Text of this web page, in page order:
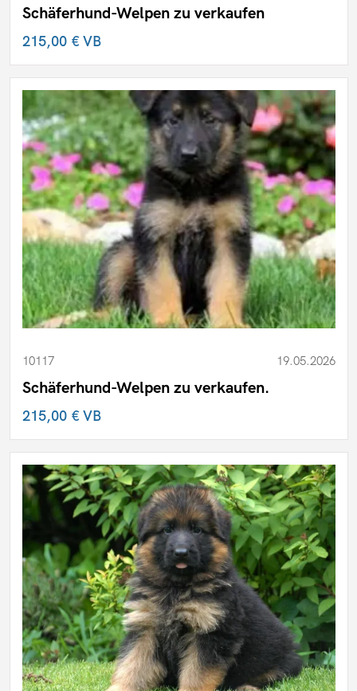
Schäferhund-Welpen zu verkaufen
215,00 €VB
10117 19.05.2026
Schäferhund-Welpen zu verkaufen.
215,00 €VB